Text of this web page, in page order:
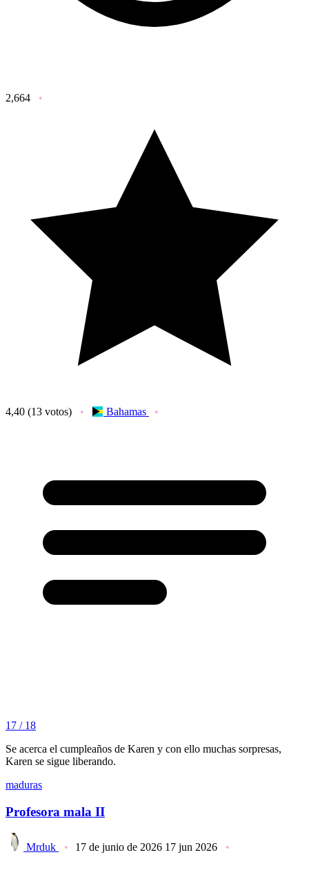
2,664
4,40 (13 votos) Bahamas
17 / 18
Se acerca el cumpleaños de Karen y con ello muchas sorpresas,
Karen se sigue liberando.
maduras
Profesora mala II
Mrduk 17 de junio de 2026 17 jun 2026